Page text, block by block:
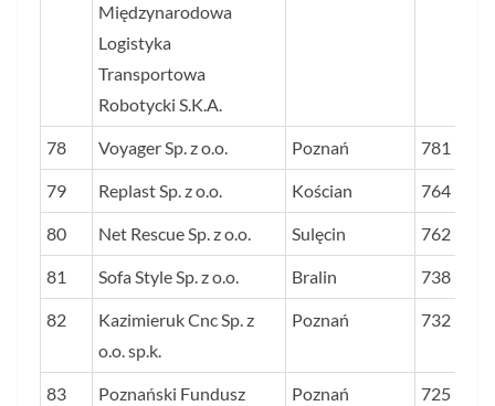
Międzynarodowa
Logistyka
Transportowa
Robotycki S.K.A.
78 Voyager Sp. z o.o. Poznań 781
79 Replast Sp. z o.o. Kościan 764
80 Net Rescue Sp. z o.o. Sulęcin 762
81 Sofa Style Sp. z o.o. Bralin 738
82
Kazimieruk Cnc Sp. z
o.o. sp.k.
Poznań 732
83
Poznański Fundusz
Poznań 725